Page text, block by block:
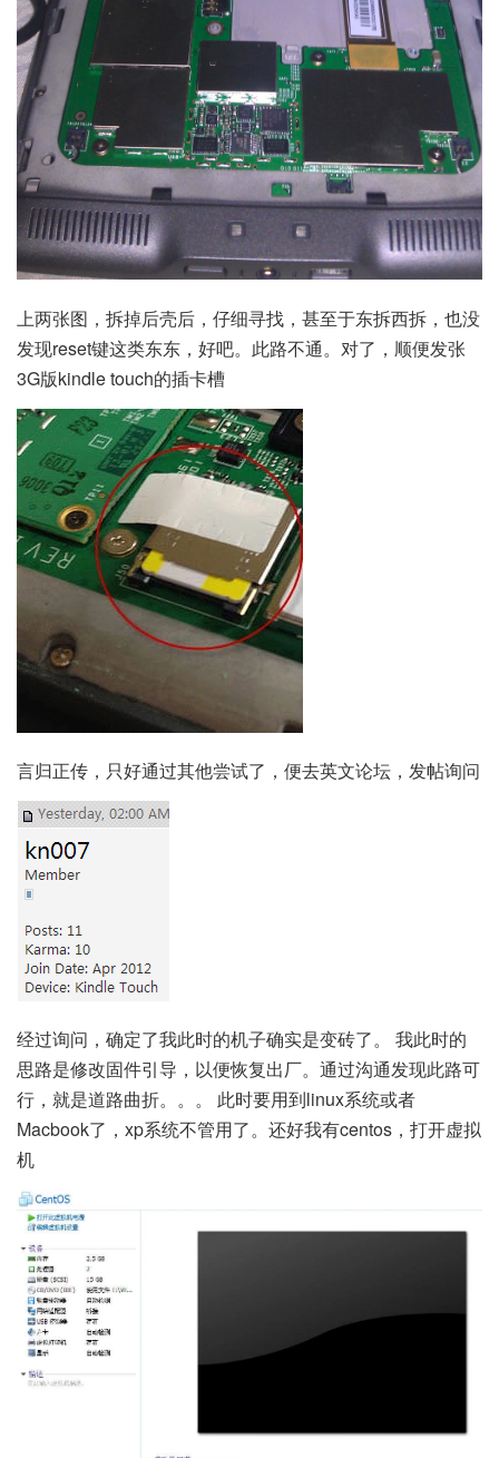
上两张图，拆掉后壳后，仔细寻找，甚至于东拆西拆，也没
发现reset键这类东东，好吧。此路不通。对了，顺便发张
3G版kindle touch的插卡槽
言归正传，只好通过其他尝试了，便去英文论坛，发帖询问
经过询问，确定了我此时的机子确实是变砖了。 我此时的
思路是修改固件引导，以便恢复出厂。通过沟通发现此路可
行，就是道路曲折。。。 此时要用到linux系统或者
Macbook了，xp系统不管用了。还好我有centos，打开虚拟
机